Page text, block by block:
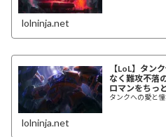
lolninja.net
【LoL】タン
なく難攻不落
ロマンをちっ
タンクへの愛と
lolninja.net